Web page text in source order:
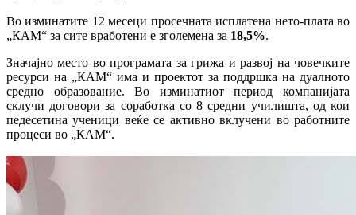
Во изминатите 12 месеци просечната исплатена нето-плата во
„КАМ“ за сите вработени е зголемена за 18,5%.
Значајно место во програмата за грижа и развој на човечките
ресурси на „КАМ“ има и проектот за поддршка на дуалното
средно образование. Во изминатиот период компанијата
склучи договори за соработка со 8 средни училишта, од кои
педесетина ученици веќе се активно вклучени во работните
процеси во „КАМ“.